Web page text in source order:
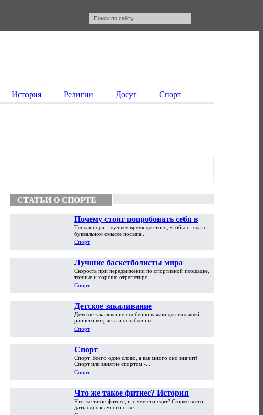
История Религии Досуг Спорт
СТАТЬИ О СПОРТЕ
Почему стоит попробовать себя в
пляжном волейболе?
Теплая пора – лучшее время для того, чтобы с тела в
буквальном смысле посыпа...
Спорт
Лучшие баскетболисты мира
Скорость при передвижении по спортивной площадке,
точные и хорошо отрепетиро...
Спорт
Детское закаливание
Детское закаливание особенно важно для малышей
раннего возраста и ослабленны...
Спорт
Спорт
Спорт. Всего одно слово, а как много оно значит!
Спорт или занятие спортом -...
Спорт
Что же такое фитнес? История
возникновения и развития
Что же такое фитнес, и с чем его едят? Скорее всего,
дать однозначного ответ...